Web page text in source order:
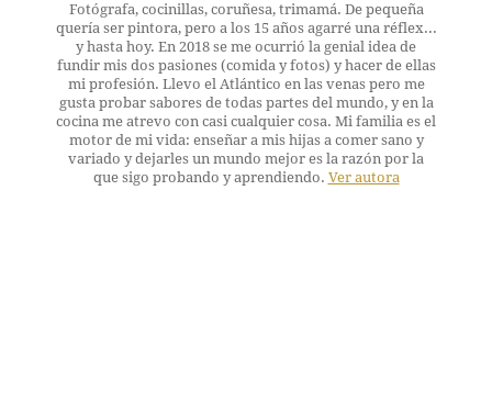
Fotógrafa, cocinillas, coruñesa, trimamá. De pequeña
quería ser pintora, pero a los 15 años agarré una réflex...
y hasta hoy. En 2018 se me ocurrió la genial idea de
fundir mis dos pasiones (comida y fotos) y hacer de ellas
mi profesión. Llevo el Atlántico en las venas pero me
gusta probar sabores de todas partes del mundo, y en la
cocina me atrevo con casi cualquier cosa. Mi familia es el
motor de mi vida: enseñar a mis hijas a comer sano y
variado y dejarles un mundo mejor es la razón por la
que sigo probando y aprendiendo. Ver autora